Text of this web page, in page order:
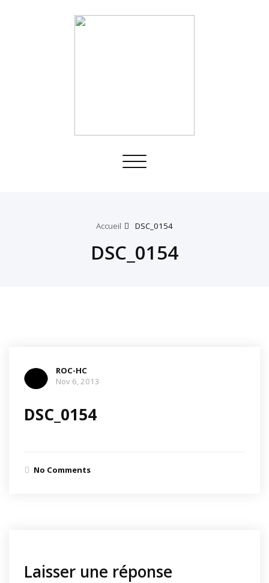
Toggle
Accueil DSC_0154
DSC_0154
ROC-HC
Nov 6, 2013
DSC_0154
No Comments
Laisser une réponse